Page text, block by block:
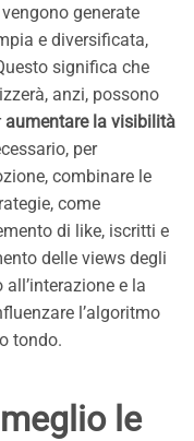
generate
e diversificata,
significa che
anzi, possono
aumentare la visibilità
per
combinare le
come
di like, iscritti e
delle views degli
e la
l’algoritmo
tondo.
le